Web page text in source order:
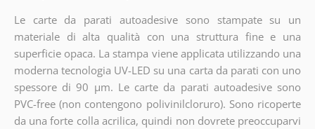
Le carte da parati autoadesive sono stampate su un
materiale di alta qualità con una struttura fine e una
superficie opaca. La stampa viene applicata utilizzando una
moderna tecnologia UV-LED su una carta da parati con uno
spessore di 90 µm. Le carte da parati autoadesive sono
PVC-free (non contengono polivinilcloruro). Sono ricoperte
da una forte colla acrilica, quindi non dovrete preoccuparvi